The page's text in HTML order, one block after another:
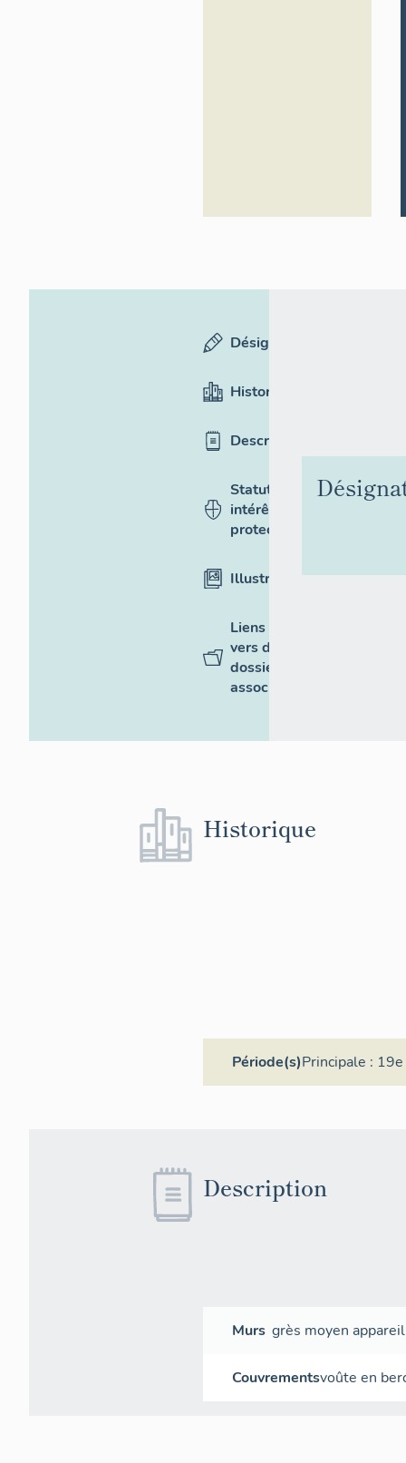
Désignation
Historique
Description
Statut,
intérêt et
protection
Illustrations
Liens
vers des
dossiers
associés
Historique
Période(s)Principale :
Description
Murs grès moyen appareil
Couvrementsvoûte en